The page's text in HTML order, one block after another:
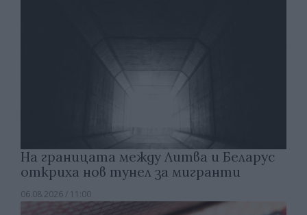
На границата между Литва и Беларус
откриха нов тунел за мигранти
06.08.2026 / 11:00